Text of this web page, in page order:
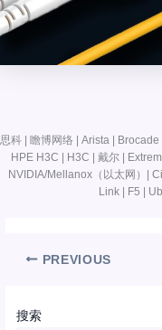
搜索
思科 | 瞻博网络 | Arista |
HPE H3C | H3C | 戴尔 |
NVIDIA/Mellanox（以太网）|
Link | F5 |
PREVIOUS